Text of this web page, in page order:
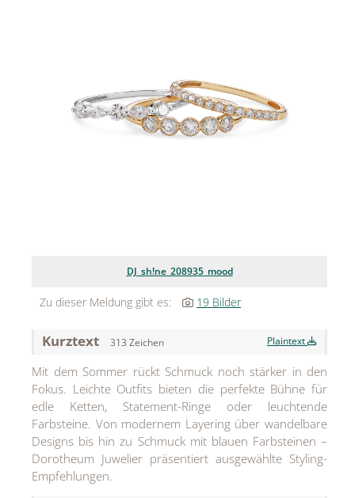
Nägele & Strubell
True Co.
MEDIA
ÜBER
KONTAKT
DJ_sh!ne_208935_mood
Zu dieser Meldung gibt es: 19 Bilder
Kurztext 313 Zeichen Plaintext
Mit dem Sommer rückt Schmuck noch stärker in den
Fokus. Leichte Outfits bieten die perfekte Bühne für
edle Ketten, Statement-Ringe oder leuchtende
Farbsteine. Von modernem Layering über wandelbare
Designs bis hin zu Schmuck mit blauen Farbsteinen –
Dorotheum Juwelier präsentiert ausgewählte Styling-
Empfehlungen.